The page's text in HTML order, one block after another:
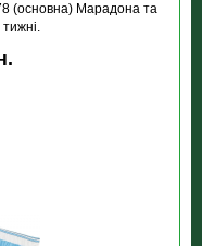
(основна) Марадона та